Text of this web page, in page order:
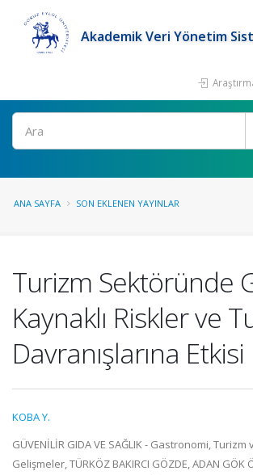
Akademik Veri Yönetim
Ara
ANA SAYFA SON EKLENEN YAYINLAR
Turizm Sektöründe
Kaynaklı Riskler ve
Davranışlarına Etkisi
KOBA Y.
GÜVENİLİR GIDA VE SAĞLIK - Gastronomi, Turizm
Gelişmeler, TÜRKÖZ BAKIRCI GÖZDE, ADAN GÖK